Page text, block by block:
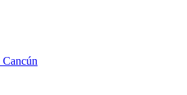
Cancún